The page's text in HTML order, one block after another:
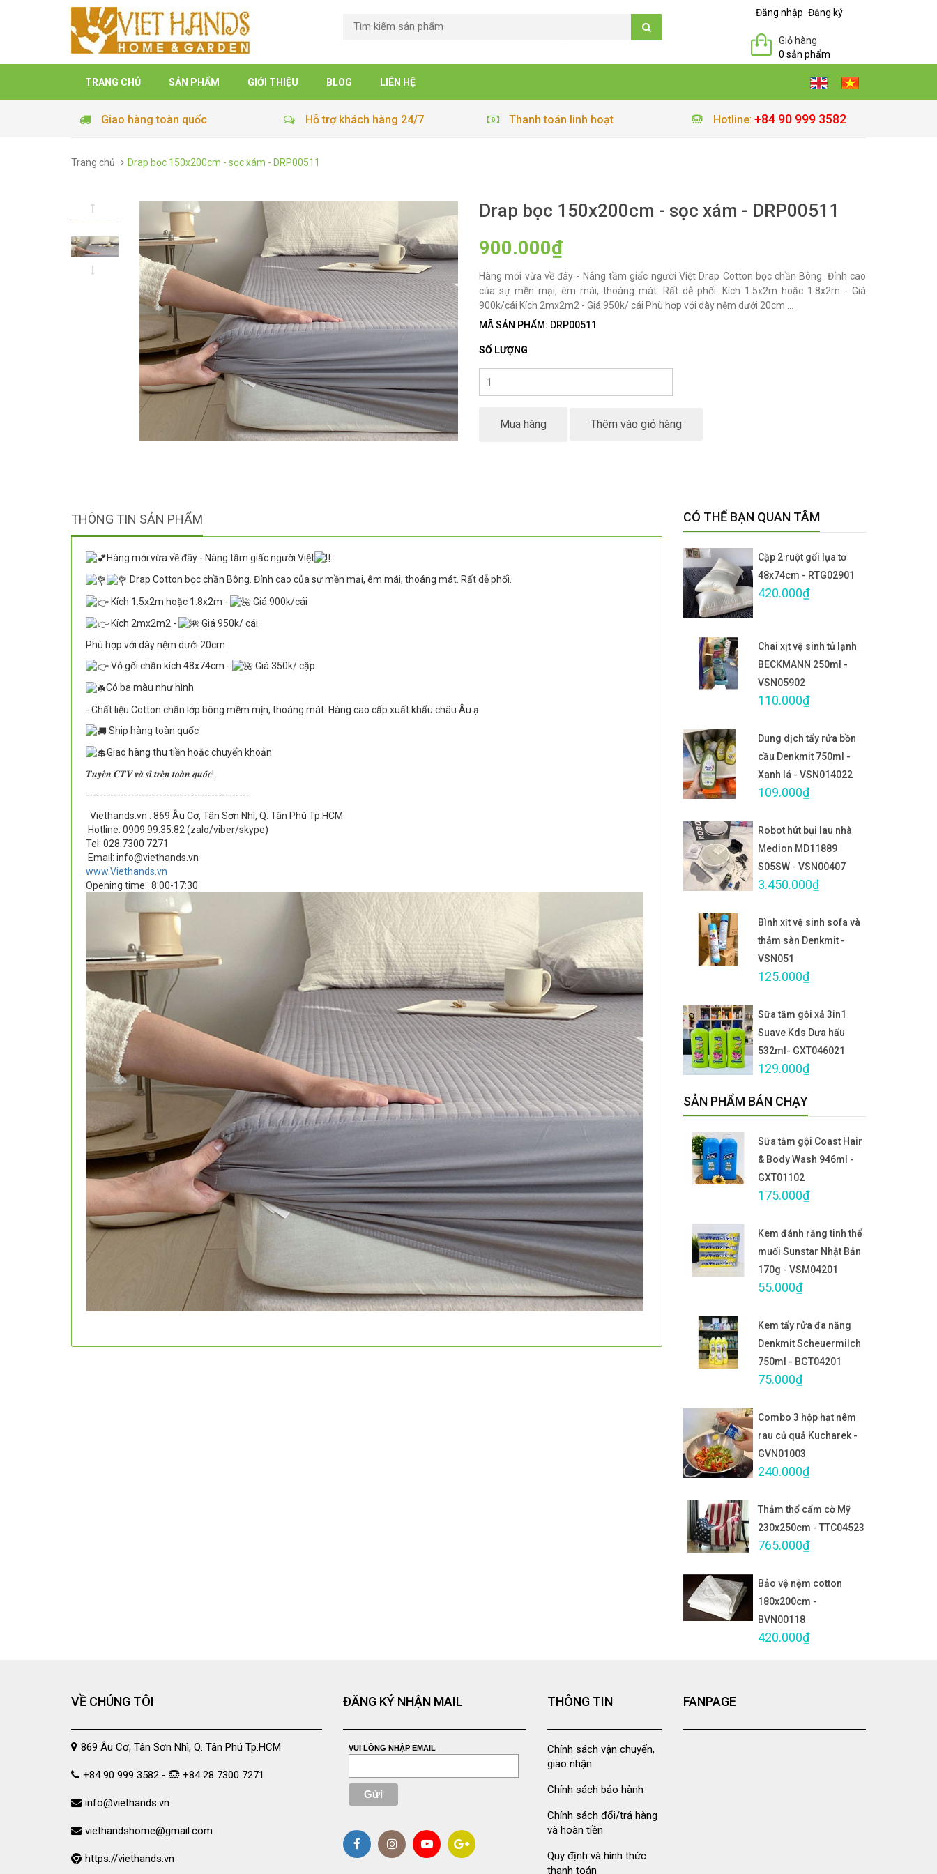
Đăng nhập Đăng ký
Giỏ hàng
0 sản phẩm
TRANG CHỦ SẢN PHẨM GIỚI THIỆU BLOG LIÊN HỆ
Giao hàng toàn quốc Hỗ trợ khách hàng 24/7 Thanh toán linh hoạt Hotline: +84 90 999 3582
Trang chủ Drap bọc 150x200cm - sọc xám - DRP00511
Drap bọc 150x200cm - sọc xám - DRP00511
900.000₫
Hàng mới vừa về đây - Nâng tầm giấc người Việt Drap Cotton bọc chần Bông. Đỉnh cao
của sự mền mại, êm mái, thoáng mát. Rất dễ phối. Kích 1.5x2m hoặc 1.8x2m - Giá
900k/cái Kích 2mx2m2 - Giá 950k/ cái Phù hợp với dày nệm dưới 20cm ...
MÃ SẢN PHẨM: DRP00511
SỐ LƯỢNG
Mua hàng Thêm vào giỏ hàng
THÔNG TIN SẢN PHẨM
Hàng mới vừa về đây - Nâng tầm giấc người Việt
Drap Cotton bọc chần Bông. Đỉnh cao của sự mền mại, êm mái, thoáng mát. Rất dễ phối.
Kích 1.5x2m hoặc 1.8x2m -
Giá 900k/cái
Kích 2mx2m2 -
Giá 950k/ cái
Phù hợp với dày nệm dưới 20cm
Vỏ gối chần kích 48x74cm -
Giá 350k/ cặp
Có ba màu như hình
- Chất liệu Cotton chần lớp bông mềm mịn, thoáng mát. Hàng cao cấp xuất khẩu châu Âu ạ
Ship hàng toàn quốc
Giao hàng thu tiền hoặc chuyển khoản
𝑻𝒖𝒚𝒆̂̉𝒏 𝑪𝑻𝑽 𝒗𝒂̀ 𝒔𝒊̉ 𝒕𝒓𝒆̂𝒏 𝒕𝒐𝒂̀𝒏 𝒒𝒖𝒐̂́𝒄!
-----------------------------------------------
Viethands.vn : 869 Âu Cơ, Tân Sơn Nhì, Q. Tân Phú Tp.HCM
Hotline: 0909.99.35.82 (zalo/viber/skype)
Tel: 028.7300 7271
Email: info@viethands.vn
www.Viethands.vn
Opening time: 8:00-17:30
CÓ THỂ BẠN QUAN TÂM
Cặp 2 ruột gối lụa tơ
48x74cm - RTG02901
420.000₫
Chai xịt vệ sinh tủ lạnh
BECKMANN 250ml -
VSN05902
110.000₫
Dung dịch tẩy rửa bồn
cầu Denkmit 750ml -
Xanh lá - VSN014022
109.000₫
Robot hút bụi lau nhà
Medion MD11889
S05SW - VSN00407
3.450.000₫
Bình xịt vệ sinh sofa và
thảm sàn Denkmit -
VSN051
125.000₫
Sữa tắm gội xả 3in1
Suave Kds Dưa hấu
532ml- GXT046021
129.000₫
SẢN PHẨM BÁN CHẠY
Sữa tắm gội Coast Hair
& Body Wash 946ml -
GXT01102
175.000₫
Kem đánh răng tinh thể
muối Sunstar Nhật Bản
170g - VSM04201
55.000₫
Kem tẩy rửa đa năng
Denkmit Scheuermilch
750ml - BGT04201
75.000₫
Combo 3 hộp hạt nêm
rau củ quả Kucharek -
GVN01003
240.000₫
Thảm thổ cẩm cờ Mỹ
230x250cm - TTC04523
765.000₫
Bảo vệ nệm cotton
180x200cm -
BVN00118
420.000₫
VỀ CHÚNG TÔI
869 Âu Cơ, Tân Sơn Nhì, Q. Tân Phú Tp.HCM
+84 90 999 3582 - +84 28 7300 7271
info@viethands.vn
viethandshome@gmail.com
https://viethands.vn
ĐĂNG KÝ NHẬN MAIL
VUI LÒNG NHẬP EMAIL
THÔNG TIN
Chính sách vận chuyển,
giao nhận
Chính sách bảo hành
Chính sách đổi/trả hàng
và hoàn tiền
Quy định và hình thức
thanh toán
FANPAGE